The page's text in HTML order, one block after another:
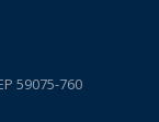
59075-760